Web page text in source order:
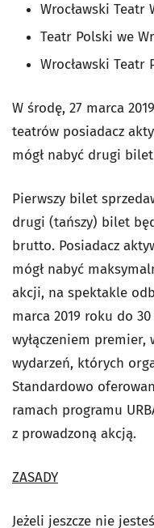
Wrocławski Teatr
Teatr Polski we
Wrocławski Teatr
W środę, 27 marca
teatrów posiadacz
mógł nabyć drugi bilet
Pierwszy bilet
drugi (tańszy) bilet
brutto. Posiadacz
mógł nabyć
akcji, na spektakle
marca 2019 roku do
wyłączeniem
wydarzeń, których
Standardowo
ramach programu
z prowadzoną akcją.
ZASADY
Jeżeli jeszcze nie